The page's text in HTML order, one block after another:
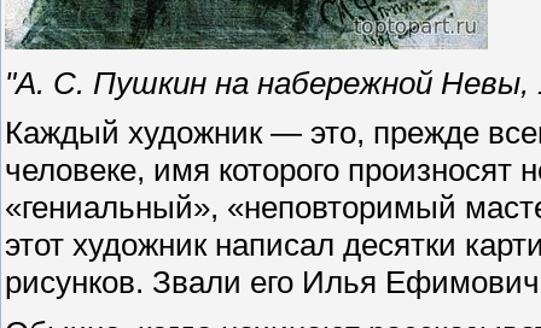
"А. С. Пушкин на набережной Невы,
Каждый художник — это, прежде
человеке, имя которого
«гениальный», «неповторимый
этот художник написал десятки
рисунков. Звали его Илья